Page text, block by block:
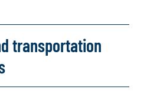
transportation